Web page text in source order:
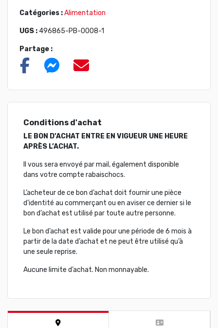
Catégories :Alimentation
UGS : 496865-PB-0008-1
Partage :
Conditions d'achat
LE BON D’ACHAT ENTRE EN VIGUEUR UNE HEURE
APRÈS L’ACHAT.
Il vous sera envoyé par mail, également disponible
dans votre compte rabaischocs.
L’acheteur de ce bon d’achat doit fournir une pièce
d’identité au commerçant ou en aviser ce dernier si le
bon d’achat est utilisé par toute autre personne.
Le bon d’achat est valide pour une période de 6 mois à
partir de la date d’achat et ne peut être utilisé qu’à
une seule reprise.
Aucune limite d’achat. Non monnayable.